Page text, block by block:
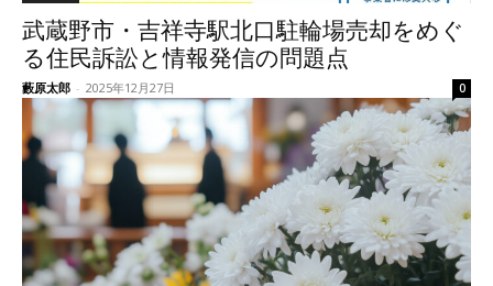
武蔵野市・吉祥寺駅北口駐輪場売却をめぐ
る住民訴訟と情報発信の問題点
藪原太郎 - 2025年12月27日 0